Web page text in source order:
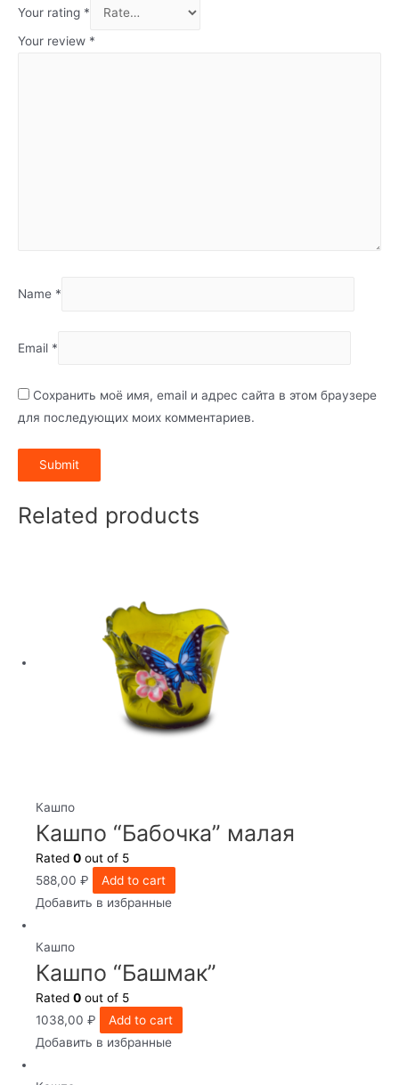
Your rating *
Your review *
Name *
Email *
Сохранить моё имя, email и адрес сайта в этом браузере
для последующих моих комментариев.
Related products
Кашпо
Кашпо “Бабочка” малая
Rated 0 out of 5
588,00 ₽
Add to cart
Добавить в избранные
Кашпо
Кашпо “Башмак”
Rated 0 out of 5
1038,00 ₽
Add to cart
Добавить в избранные